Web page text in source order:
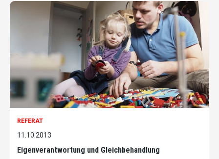
REFERAT
11.10.2013
Eigenverantwortung und Gleichbehandlung